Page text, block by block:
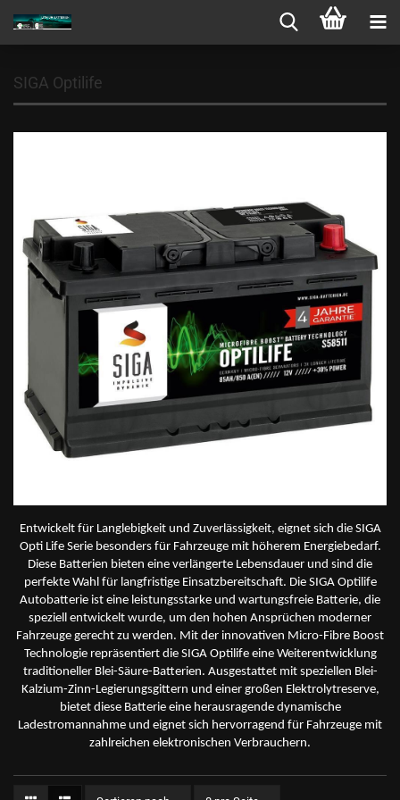
SIGA Optilife
Entwickelt für Langlebigkeit und Zuverlässigkeit, eignet sich die SIGA
Opti Life Serie besonders für Fahrzeuge mit höherem Energiebedarf.
Diese Batterien bieten eine verlängerte Lebensdauer und sind die
perfekte Wahl für langfristige Einsatzbereitschaft. Die SIGA Optilife
Autobatterie ist eine leistungsstarke und wartungsfreie Batterie, die
speziell entwickelt wurde, um den hohen Ansprüchen moderner
Fahrzeuge gerecht zu werden. Mit der innovativen Micro-Fibre Boost
Technologie repräsentiert die SIGA Optilife eine Weiterentwicklung
traditioneller Blei-Säure-Batterien. Ausgestattet mit speziellen Blei-
Kalzium-Zinn-Legierungsgittern und einer großen Elektrolytreserve,
bietet diese Batterie eine herausragende dynamische
Ladestromannahme und eignet sich hervorragend für Fahrzeuge mit
zahlreichen elektronischen Verbrauchern.